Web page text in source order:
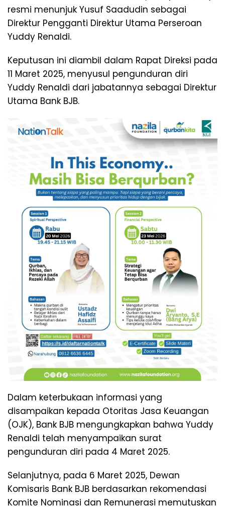
resmi menunjuk Yusuf Saadudin sebagai
Direktur Pengganti Direktur Utama Perseroan
Yuddy Renaldi.
Keputusan ini diambil dalam Rapat Direksi pada
11 Maret 2025, menyusul pengunduran diri
Yuddy Renaldi dari jabatannya sebagai Direktur
Utama Bank BJB.
Dalam keterbukaan informasi yang
disampaikan kepada Otoritas Jasa Keuangan
(OJK), Bank BJB mengungkapkan bahwa Yuddy
Renaldi telah menyampaikan surat
pengunduran diri pada 4 Maret 2025.
Selanjutnya, pada 6 Maret 2025, Dewan
Komisaris Bank BJB berdasarkan rekomendasi
Komite Nominasi dan Remunerasi memutuskan